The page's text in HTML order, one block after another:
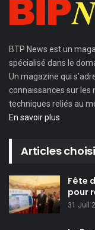
BTP News est un
spécialisé dans le
Un magazine qui
connaissances sur
techniques reliés au
En savoir plus
Articles
Fête
pour
31 Juil